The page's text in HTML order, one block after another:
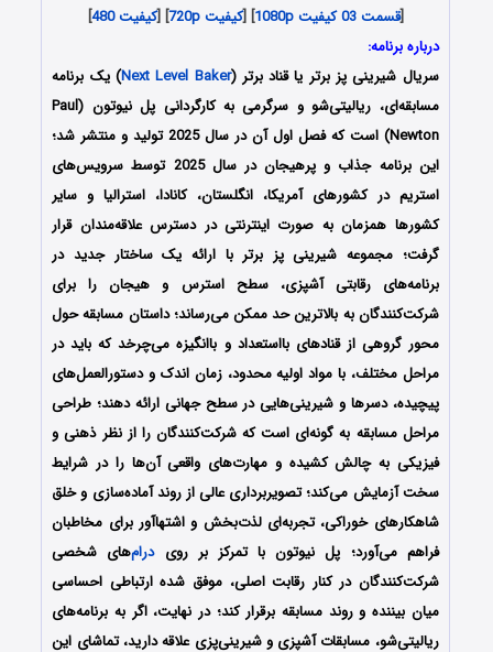
[قسمت 03 کیفیت 1080p ] [کیفیت 720p ] [کیفیت 480
]
درباره برنامه:
سریال شیرینی پز برتر یا قناد برتر (Next Level Baker) یک برنامه
مسابقه‌ای، ریالیتی‌شو و سرگرمی به کارگردانی پل نیوتون
(Paul
Newton) است که فصل اول آن در سال 2025 تولید و منتشر شد؛
این برنامه جذاب و پرهیجان در سال 2025 توسط سرویس‌های
استریم در کشورهای آمریکا، انگلستان، کانادا، استرالیا و سایر
کشورها همزمان به صورت اینترنتی در دسترس علاقه‌مندان قرار
گرفت؛ مجموعه شیرینی پز برتر با ارائه یک ساختار جدید در
برنامه‌های رقابتی آشپزی، سطح استرس و هیجان را برای
شرکت‌کنندگان به بالاترین حد ممکن می‌رساند؛داستان مسابقه حول
محور گروهی از قنادهای بااستعداد و باانگیزه می‌چرخد که باید در
مراحل مختلف، با مواد اولیه محدود، زمان اندک و دستورالعمل‌های
پیچیده، دسرها و شیرینی‌هایی در سطح جهانی ارائه دهند؛ طراحی
مراحل مسابقه به گونه‌ای است که شرکت‌کنندگان را از نظر ذهنی و
فیزیکی به چالش کشیده و مهارت‌های واقعی آن‌ها را در شرایط
سخت آزمایش می‌کند؛ تصویربرداری عالی از روند آماده‌سازی و خلق
شاهکارهای خوراکی، تجربه‌ای لذت‌بخش و اشتهاآور برای مخاطبان
فراهم می‌آورد؛ پل نیوتون با تمرکز بر رویدرام‌های شخصی
شرکت‌کنندگان در کنار رقابت اصلی، موفق شده ارتباطی احساسی
میان بیننده و روند مسابقه برقرار کند؛ در نهایت، اگر به برنامه‌های
ریالیتی‌شو، مسابقات آشپزی و شیرینی‌پزی علاقه دارید، تماشای این